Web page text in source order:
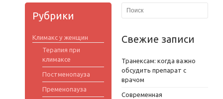
Рубрики
Климакс у женщин
Терапия при
климаксе
Постменопауза
Пременопауза
Свежие записи
Транексам: когда важно
обсудить препарат с
врачом
Современная